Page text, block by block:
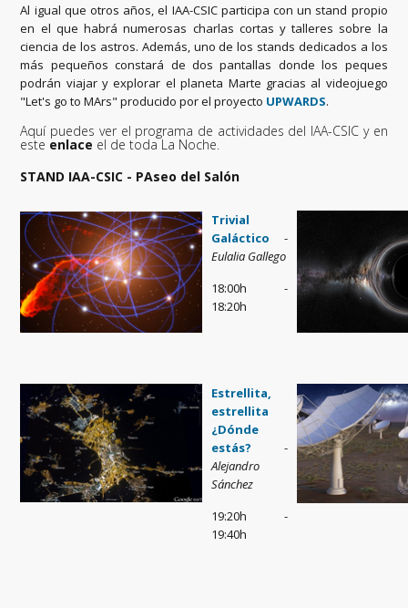
Al igual que otros años, el IAA-CSIC participa con un stand propio
en el que habrá numerosas charlas cortas y talleres sobre la
ciencia de los astros. Además, uno de los stands dedicados a los
más pequeños constará de dos pantallas donde los peques
podrán viajar y explorar el planeta Marte gracias al videojuego
"Let's go to MArs" producido por el proyecto UPWARDS.
Aquí puedes ver el programa de actividades del IAA-CSIC y en
este enlace el de toda La Noche.
STAND IAA-CSIC - PAseo del Salón
Trivial
Galáctico -
Eulalia Gallego
18:00h -
18:20h
Estrellita,
estrellita
¿Dónde
estás?-
Alejandro
Sánchez
19:20h -
19:40h